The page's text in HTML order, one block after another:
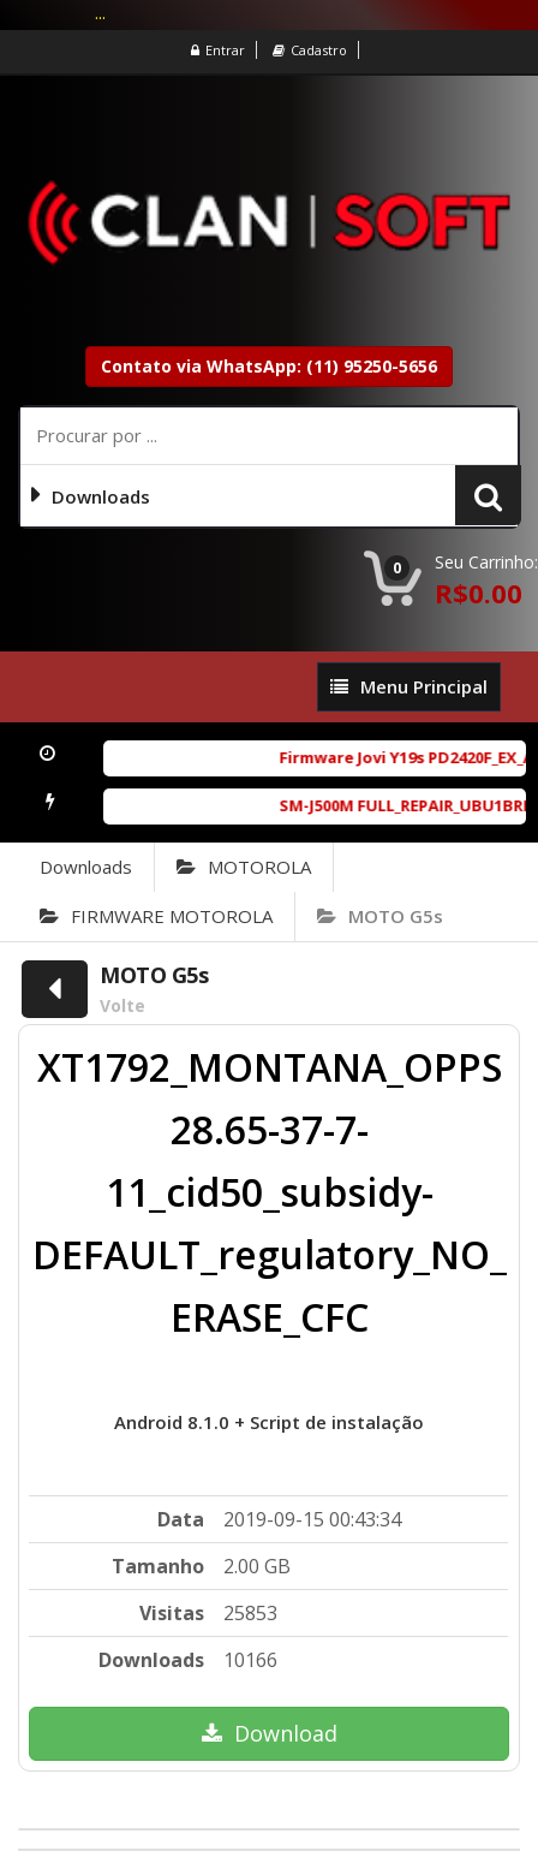
Entrar Cadastro
Contato via WhatsApp: (11) 95250-5656
Downloads
0 Seu Carrinho:
R$0.00
Menu
Principal
Menu Principal
Firmware Jovi Y19s
SM-J500M
Downloads MOTOROLA
FIRMWARE MOTOROLA MOTO G5s
MOTO G5s
Volte
XT1792_MONTANA_OPPS
28.65-37-7-
11_cid50_subsidy-
DEFAULT_regulatory_NO_
ERASE_CFC
Android 8.1.0 + Script de instalação
Data
2019-09-15 00:43:34
Tamanho
2.00 GB
Visitas
25853
Downloads
10166
Download